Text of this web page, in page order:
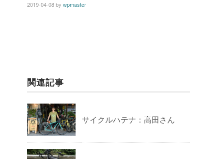
2019-04-08by wpmaster
関連記事
サイクルハテナ：高田さん